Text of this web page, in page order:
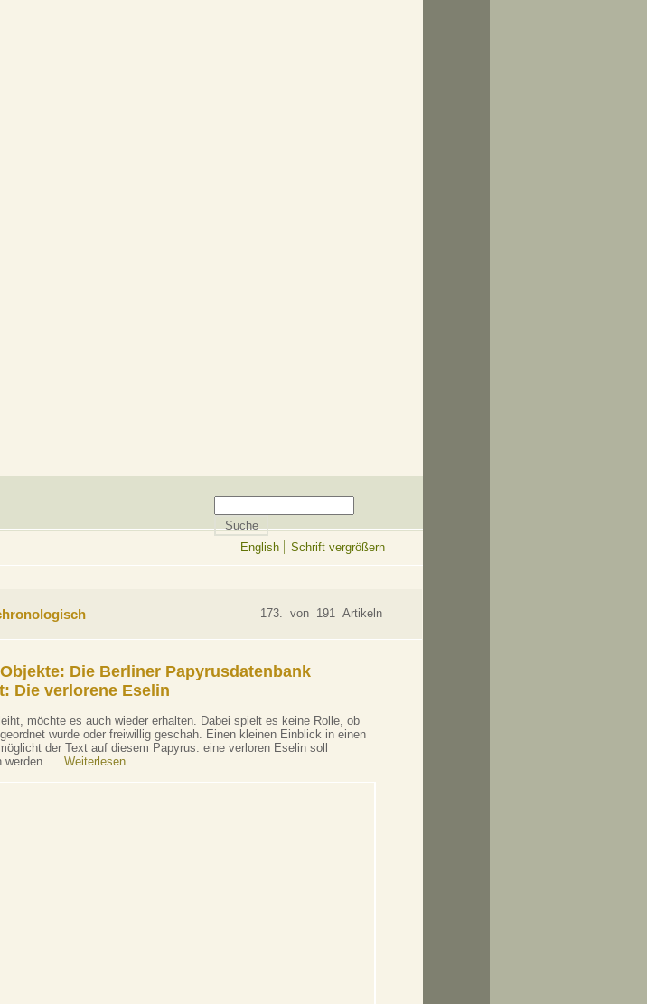
English Schrift vergrößern
173. von 191 Artikeln
Die Berliner Papyrusdatenbank
Die verlorene Eselin
möchte es auch wieder erhalten. Dabei spielt es keine Rolle, ob
wurde oder freiwillig geschah. Einen kleinen Einblick in einen
der Text auf diesem Papyrus: eine verloren Eselin soll
werden. ... Weiterlesen